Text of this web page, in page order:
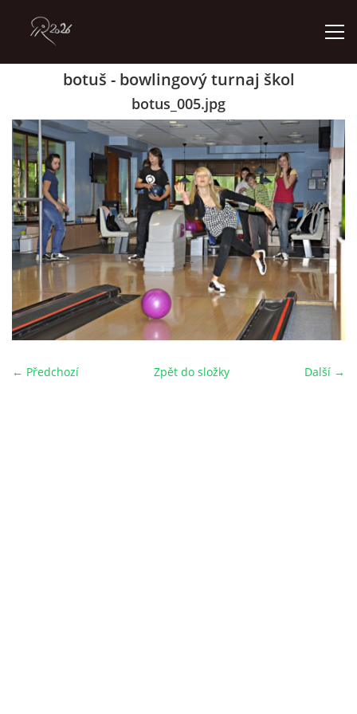
GALERIE
KONTAKT
© 2026 eStránky.cz
botuš - bowlingový turnaj škol
botus_005.jpg
← Předchozí Další →
Zpět do složky